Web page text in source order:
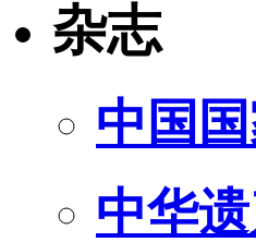
杂志
中国
中华